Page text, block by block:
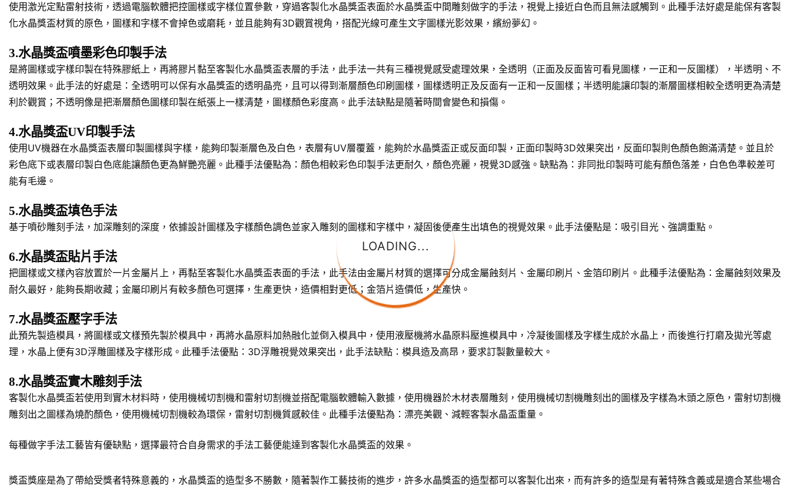
LOADING...
使用激光定點雷射技術，透過電腦軟體把控圖樣或字樣位置參數，穿過客製化水晶獎盃表面於水晶獎盃中間雕刻做字的手法，視覺上接近白色而且無法感觸到。此種手法好處是能保有客製
化水晶獎盃材質的原色，圖樣和字樣不會掉色或磨耗，並且能夠有3D觀賞視角，搭配光線可產生文字圖樣光影效果，繽紛夢幻。
3.水晶獎盃噴墨彩色印製手法
是將圖樣或字樣印製在特殊膠紙上，再將膠片黏至客製化水晶獎盃表層的手法，此手法一共有三種視覺感受處理效果，全透明（正面及反面皆可看見圖樣，一正和一反圖樣），半透明、不
透明效果。此手法的好處是：全透明可以保有水晶獎盃的透明晶亮，且可以得到漸層顏色印刷圖樣，圖樣透明正及反面有一正和一反圖樣；半透明能讓印製的漸層圖樣相較全透明更為清楚
利於觀賞；不透明像是把漸層顏色圖樣印製在紙張上一樣清楚，圖樣顏色彩度高。此手法缺點是隨著時間會變色和損傷。
4.水晶獎盃UV印製手法
使用UV機器在水晶獎盃表層印製圖樣與字樣，能夠印製漸層色及白色，表層有UV層覆蓋，能夠於水晶獎盃正或反面印製，正面印製時3D效果突出，反面印製則色顏色飽滿清楚。並且於
彩色底下或表層印製白色底能讓顏色更為鮮艷亮麗。此種手法優點為：顏色相較彩色印製手法更耐久，顏色亮麗，視覺3D感強。缺點為：非同批印製時可能有顏色落差，白色色準較差可
能有毛邊。
5.水晶獎盃填色手法
基于噴砂雕刻手法，加深雕刻的深度，依據設計圖樣及字樣顏色調色並家入雕刻的圖樣和字樣中，凝固後便產生出填色的視覺效果。此手法優點是：吸引目光、強調重點。
6.水晶獎盃貼片手法
把圖樣或文樣內容放置於一片金屬片上，再黏至客製化水晶獎盃表面的手法，此手法由金屬片材質的選擇可分成金屬蝕刻片、金屬印刷片、金箔印刷片。此種手法優點為：金屬蝕刻效果及
耐久最好，能夠長期收藏；金屬印刷片有較多顏色可選擇，生產更快，造價相對更低；金箔片造價低，生產快。
7.水晶獎盃壓字手法
此預先製造模具，將圖樣或文樣預先製於模具中，再將水晶原料加熱融化並倒入模具中，使用液壓機將水晶原料壓進模具中，冷凝後圖樣及字樣生成於水晶上，而後進行打磨及拋光等處
理，水晶上便有3D浮雕圖樣及字樣形成。此種手法優點：3D浮雕視覺效果突出，此手法缺點：模具造及高昂，要求訂製數量較大。
8.水晶獎盃實木雕刻手法
客製化水晶獎盃若使用到實木材料時，使用機械切割機和雷射切割機並搭配電腦軟體輸入數據，使用機器於木材表層雕刻，使用機械切割機雕刻出的圖樣及字樣為木頭之原色，雷射切割機
雕刻出之圖樣為燒酌顏色，使用機械切割機較為環保，雷射切割機質感較佳。此種手法優點為：漂亮美觀、減輕客製水晶盃重量。
每種做字手法工藝皆有優缺點，選擇最符合自身需求的手法工藝便能達到客製化水晶獎盃的效果。
獎盃獎座是為了帶給受獎者特殊意義的，水晶獎盃的造型多不勝數，隨著製作工藝技術的進步，許多水晶獎盃的造型都可以客製化出來，而有許多的造型是有著特殊含義或是適合某些場合